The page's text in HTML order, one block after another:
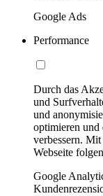
Google Ads
Performance
Durch das
und
und
optimieren und
verbessern.
Webseite
Google